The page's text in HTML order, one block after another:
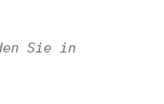
Sie in